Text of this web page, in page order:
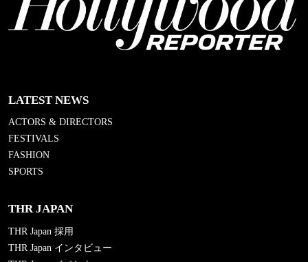
LATEST NEWS
ACTORS & DIRECTORS
FESTIVALS
FASHION
SPORTS
THR JAPAN
THR Japan 採用
THR Japan インタビュー